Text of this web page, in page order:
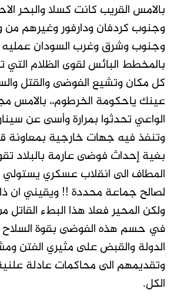
بالامس القريب كانت كسلا والبحر
وجنوب كردفان ودارفور وغيرهم
وجنوب وشرق وغرب السودان
بالمخطط البائس لقوى الظلام
كل مكان وتشيع الفوضى والقتل
عينك ياحكومة الخرطوم،، بالامس
الواعي تحدثوا بمرارة وأسى عن
وتنفذ فيه جهات خارجية بمعاونة
بغية إحداث فوضى عارمة بالبلاد
المطاف الى انقلاب عسكري
لصالح جماعة محددة !! ويقيني ان
ولكن المحير فعلا هذا البطء القاتل
في حسم هذه الفوضى بقوة
الدولة والقبض على مثيري الفتن
وتقديمهم الى محاكمات عادلة
الكل.